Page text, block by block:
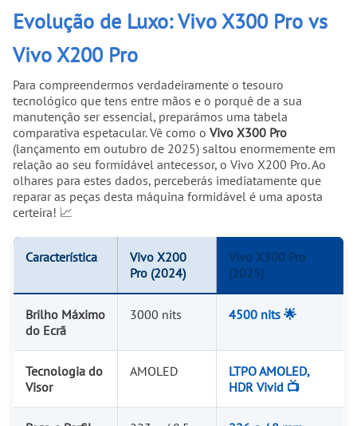
Evolução de Luxo: Vivo X300 Pro vs
Vivo X200 Pro
Para compreendermos verdadeiramente o tesouro
tecnológico que tens entre mãos e o porquê de a sua
manutenção ser essencial, preparámos uma tabela
comparativa espetacular. Vê como o Vivo X300 Pro
(lançamento em outubro de 2025) saltou enormemente em
relação ao seu formidável antecessor, o Vivo X200 Pro. Ao
olhares para estes dados, perceberás imediatamente que
reparar as peças desta máquina formidável é uma aposta
certeira! 📈
Característica
Vivo X200
Pro (2024)
Vivo X300 Pro
(2025)
Brilho Máximo
do Ecrã
3000 nits 4500 nits 🌟
Tecnologia do
Visor
AMOLED
LTPO AMOLED,
HDR Vivid 📺